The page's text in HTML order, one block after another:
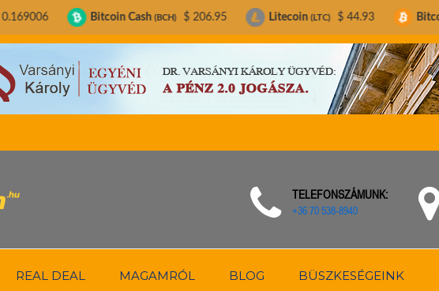
TELEFONSZÁMUNK:
+36 70 538-8940
REAL DEAL MAGAMRÓL BLOG BÜSZKESÉGEINK
Bitcoin Cash (BCH) $ 206.95 Litecoin (LTC) $ 44.93 Bitcoin (BTC) $